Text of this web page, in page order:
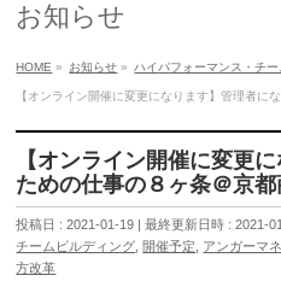
お知らせ
HOME » お知らせ » ハイパフォーマンス・チ
【オンライン開催に変更になります】管理者に
【オンライン開催に変更
ための仕事の８ヶ条＠京
投稿日 : 2021-01-19 最終更新日時 : 2021-
チームビルディング 開催予定 アンガーマ
方改革